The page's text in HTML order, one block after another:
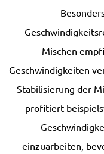
Mischen
Geschwindigkeiten
Stabilisierung der
profitiert
einzuarbeiten,